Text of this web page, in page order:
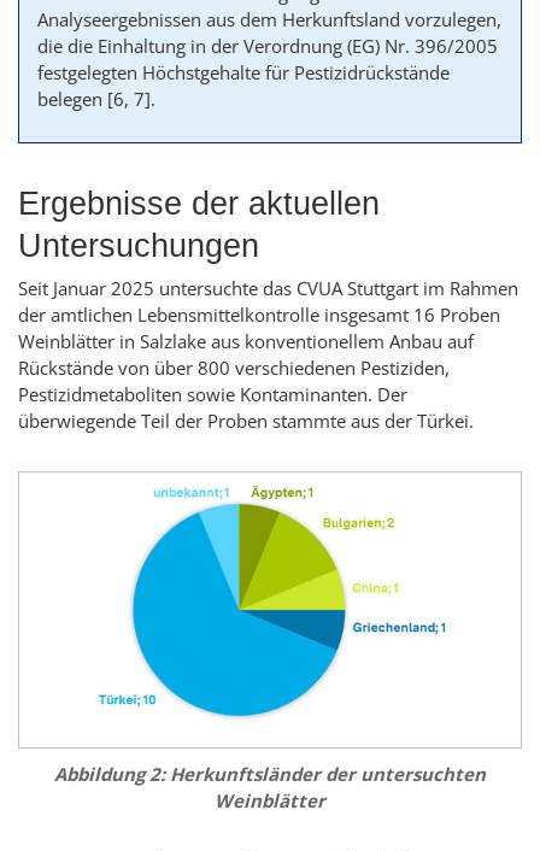
Analyseergebnissen aus dem Herkunftsland vorzulegen,
die die Einhaltung in der Verordnung (EG) Nr. 396/2005
festgelegten Höchstgehalte für Pestizidrückstände
belegen [6, 7].
Ergebnisse der aktuellen
Untersuchungen
Seit Januar 2025 untersuchte das CVUA Stuttgart im Rahmen
der amtlichen Lebensmittelkontrolle insgesamt 16 Proben
Weinblätter in Salzlake aus konventionellem Anbau auf
Rückstände von über 800 verschiedenen Pestiziden,
Pestizidmetaboliten sowie Kontaminanten. Der
überwiegende Teil der Proben stammte aus der Türkei.
Abbildung 2: Herkunftsländer der untersuchten
Weinblätter